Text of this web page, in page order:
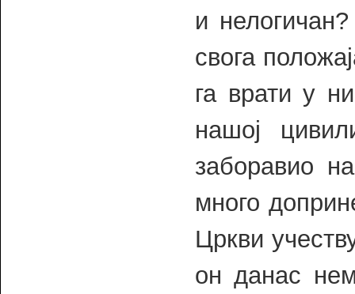
и
свога
га врати у
нашој
заборавио
много
Цркви
он данас